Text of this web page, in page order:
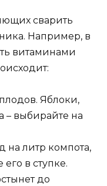
сварить
Например, в
витаминами
Яблоки,
– выбирайте на
на литр компота,
в ступке.
до